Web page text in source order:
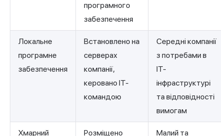
програмного
забезпечення
Локальне
програмне
забезпечення
Встановлено на
серверах
компанії,
керовано ІТ-
командою
Середні компанії
з потребами в
ІТ-
інфраструктурі
та відповідності
вимогам
Хмарний
Розміщено
Малий та